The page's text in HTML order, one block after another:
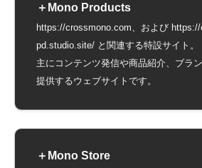
＋Mono Products
https://crossmono.com、および
pd.studio.site/ と関連する特設サイト。
主にコンテンツ発信や商品紹介、ブラ
提供するウェブサイトです。
＋Mono Store